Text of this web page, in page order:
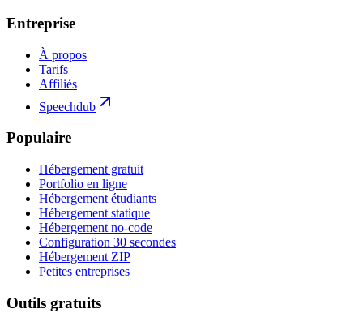
Entreprise
À propos
Tarifs
Affiliés
Speechdub
Populaire
Hébergement gratuit
Portfolio en ligne
Hébergement étudiants
Hébergement statique
Hébergement no-code
Configuration 30 secondes
Hébergement ZIP
Petites entreprises
Outils gratuits